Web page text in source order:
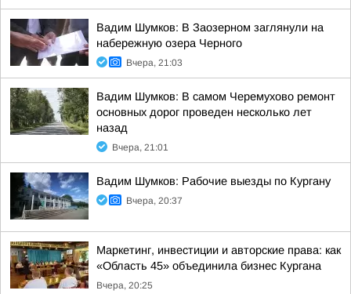
Вадим Шумков: В Заозерном заглянули на
набережную озера Черного
Вчера, 21:03
Вадим Шумков: В самом Черемухово ремонт
основных дорог проведен несколько лет
назад
Вчера, 21:01
Вадим Шумков: Рабочие выезды по Кургану
Вчера, 20:37
Маркетинг, инвестиции и авторские права: как
«Область 45» объединила бизнес Кургана
Вчера, 20:25